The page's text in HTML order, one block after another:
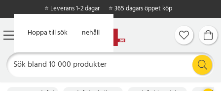
Hoppa till huvudinnehåll
Hoppa till sök
⭐ Leverans 1-2 dagar ⭐ 365 dagars öppet köp